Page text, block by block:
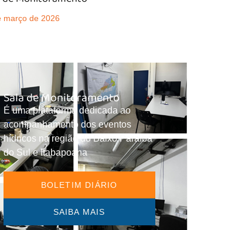
março de 2026
Sala de Monitoramento
É uma plataforma dedicada ao
acompanhamento dos eventos
hídricos na região do Baixo Paraíba
do Sul e Itabapoana
BOLETIM DIÁRIO
SAIBA MAIS